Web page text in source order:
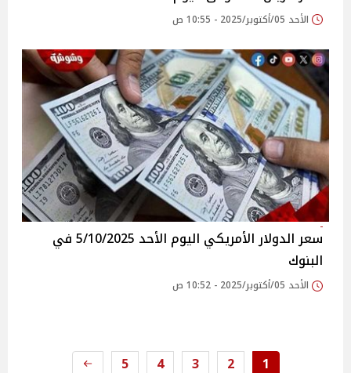
الأحد 05/أكتوبر/2025 - 10:55 ص
سعر الدولار الأمريكي اليوم الأحد 5/10/2025 في
البنوك
الأحد 05/أكتوبر/2025 - 10:52 ص
1
2
3
4
5